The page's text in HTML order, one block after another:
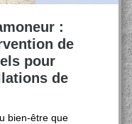
:
de
pour
de
bien-être que